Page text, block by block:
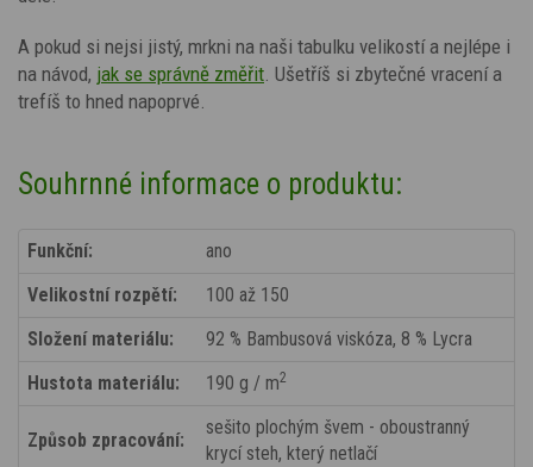
A pokud si nejsi jistý, mrkni na naši tabulku velikostí a nejlépe i
na návod, jak se správně změřit . Ušetříš si zbytečné vracení a
trefíš to hned napoprvé.
Souhrnné informace o produktu:
Funkční:
ano
Velikostní rozpětí:
100 až 150
Složení materiálu:
92 % Bambusová viskóza, 8 % Lycra
Hustota materiálu:
190 g / m2
Způsob zpracování:
sešito plochým švem - oboustranný
krycí steh, který netlačí